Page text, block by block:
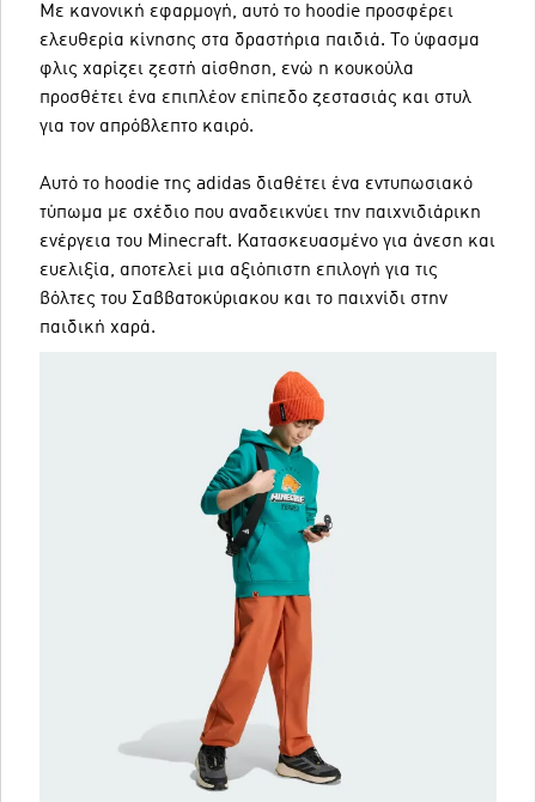
Με κανονική εφαρμογή, αυτό το hoodie προσφέρει
ελευθερία κίνησης στα δραστήρια παιδιά. Το ύφασμα
φλις χαρίζει ζεστή αίσθηση, ενώ η κουκούλα
προσθέτει ένα επιπλέον επίπεδο ζεστασιάς και στυλ
για τον απρόβλεπτο καιρό.
Αυτό το hoodie της adidas διαθέτει ένα εντυπωσιακό
τύπωμα με σχέδιο που αναδεικνύει την παιχνιδιάρικη
ενέργεια του Minecraft. Κατασκευασμένο για άνεση και
ευελιξία, αποτελεί μια αξιόπιστη επιλογή για τις
βόλτες του Σαββατοκύριακου και το παιχνίδι στην
παιδική χαρά.